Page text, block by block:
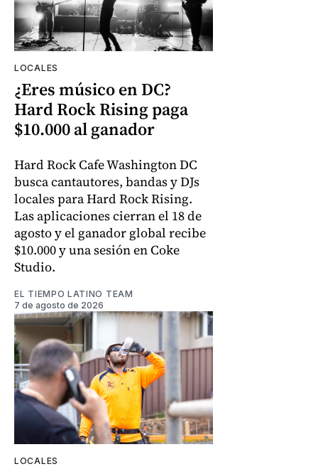
LOCALES
¿Eres músico en DC?
Hard Rock Rising paga
$10.000 al ganador
Hard Rock Cafe Washington DC
busca cantautores, bandas y DJs
locales para Hard Rock Rising.
Las aplicaciones cierran el 18 de
agosto y el ganador global recibe
$10.000 y una sesión en Coke
Studio.
EL TIEMPO LATINO TEAM
7 de agosto de 2026
LOCALES